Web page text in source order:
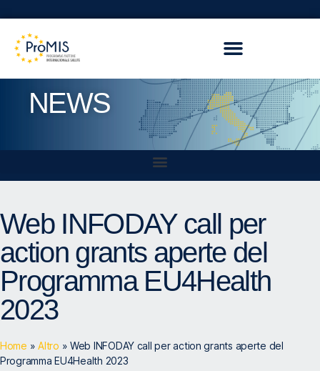
NEWS
Web INFODAY call per
action grants aperte del
Programma EU4Health
2023
Home »Altro » Web INFODAY call per action grants aperte del
Programma EU4Health 2023